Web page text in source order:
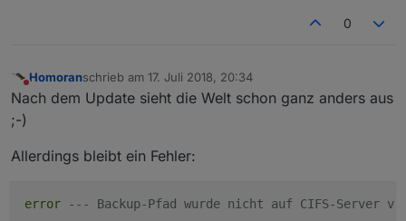
0
Nicht stören
Homoranschrieb am 17. Juli 2018, 20:34
zuletzt editiert von
Nach dem Update sieht die Welt schon ganz anders aus
;-)
Allerdings bleibt ein Fehler:
error --- Backup-Pfad wurde nicht auf CIFS-Server